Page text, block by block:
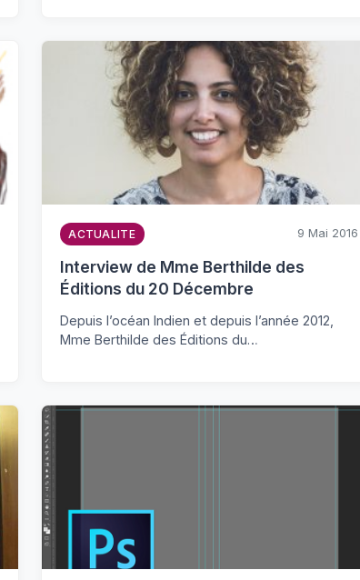
ACTUALITE 9 Mai 2016
Interview de Mme Berthilde des
Éditions du 20 Décembre
Depuis l’océan Indien et depuis l’année 2012,
Mme Berthilde des Éditions du…